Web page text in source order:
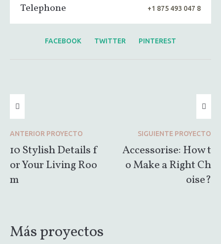
Telephone +1 875 493 047 8
FACEBOOK TWITTER PINTEREST
ANTERIOR PROYECTO
10 Stylish Details f
or Your Living Roo
m
SIGUIENTE PROYECTO
Accessorise: How t
o Make a Right Ch
oise?
Más proyectos